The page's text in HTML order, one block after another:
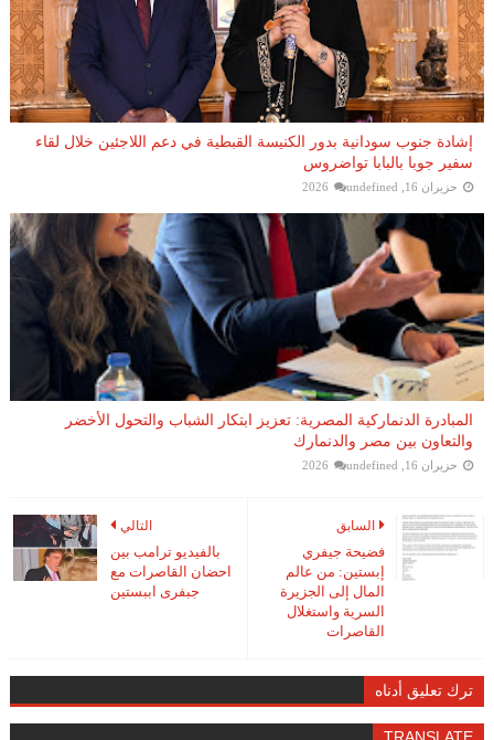
إشادة جنوب سودانية بدور الكنيسة القبطية في دعم اللاجئين خلال لقاء
سفير جوبا بالبابا تواضروس
حزيران 16, 2026 undefined
المبادرة الدنماركية المصرية: تعزيز ابتكار الشباب والتحول الأخضر
والتعاون بين مصر والدنمارك
حزيران 16, 2026 undefined
التالي
بالفيديو ترامب بين
احضان القاصرات مع
جبفرى اببستين
السابق
فضيحة جيفري
إبستين: من عالم
المال إلى الجزيرة
السرية واستغلال
القاصرات
ترك تعليق أدناه